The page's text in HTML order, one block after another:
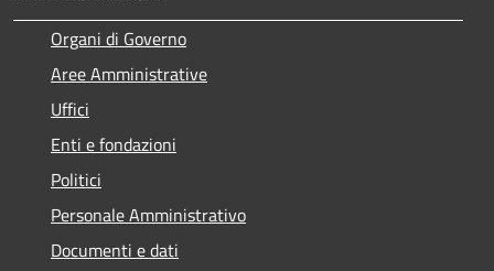
Organi di Governo
Aree Amministrative
Uffici
Enti e fondazioni
Politici
Personale Amministrativo
Documenti e dati